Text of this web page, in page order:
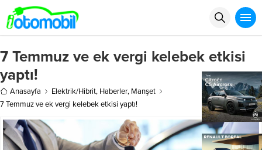
7 Temmuz ve ek vergi kelebek etkisi
yaptı!
Anasayfa Elektrik/Hibrit, Haberler, Manşet
7 Temmuz ve ek vergi kelebek etkisi yaptı!